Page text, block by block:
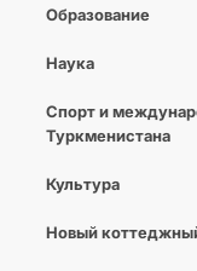
Образование
Наука
Спорт и
Туркменистана
Культура
Новый коттеджный